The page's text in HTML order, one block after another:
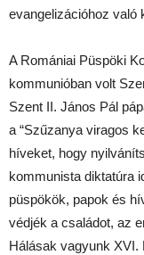
evangelizációhoz való
A Romániai Püspöki
kommunióban volt
Szent II. János Pál
a “Szűzanya viragos
híveket, hogy
kommunista diktatúra
püspökök, papok és
védjék a családot, az
Hálásak vagyunk XVI.